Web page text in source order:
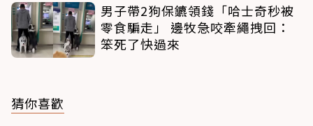
男子帶2狗保鑣領錢「哈士奇秒被
零食騙走」 邊牧急咬牽繩拽回：
笨死了快過來
猜你喜歡